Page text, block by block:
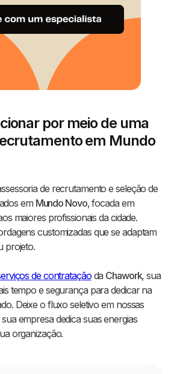
por meio de uma
em Mundo
de recrutamento e seleção de
em Mundo Novo, focada em
maiores profissionais da cidade.
customizadas que se adaptam
projeto.
de contrataçãoda Chawork, sua
tempo e segurança para dedicar na
Deixe o fluxo seletivo em nossas
empresa dedica suas energias
organização.